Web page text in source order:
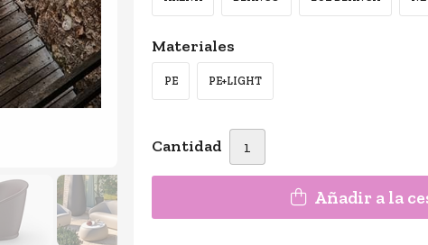
Materiales
PE PE+LIGHT
Cantidad
Añadir a la